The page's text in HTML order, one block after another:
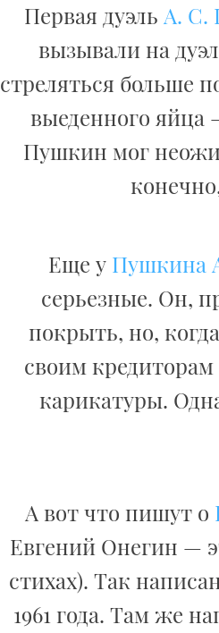
Первая дуэль А. С.
вызывали на
стреляться больше
выеденного яйца
Пушкин мог
Еще у Пушкина
серьезные. Он,
покрыть, но,
своим
карикатуры.
А вот что пишут о
Евгений Онегин —
стихах). Так
1961 года. Там же